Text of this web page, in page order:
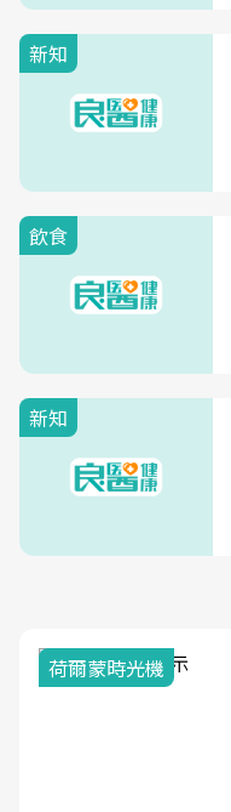
新知
飲食
新知
荷爾蒙時光機